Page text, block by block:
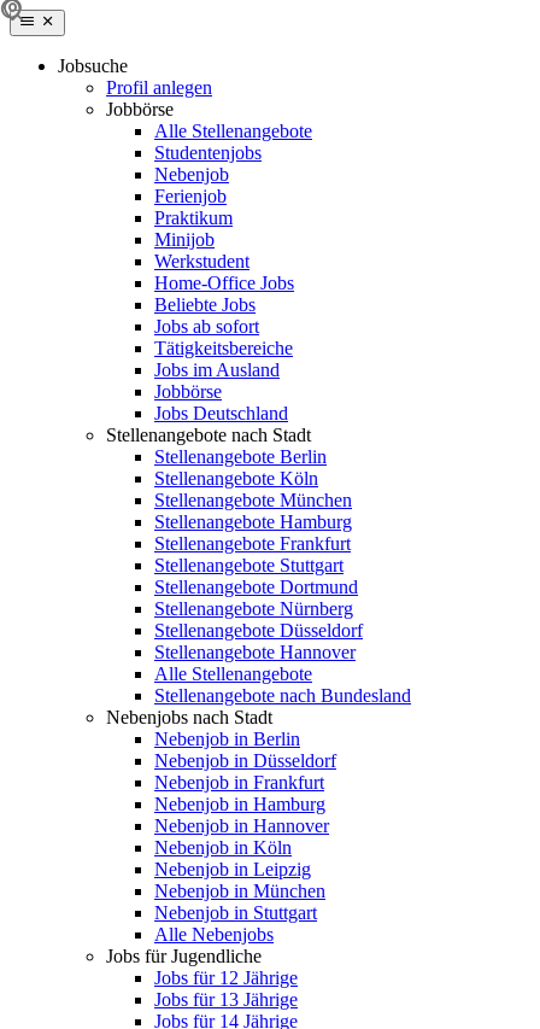
Jobsuche
Profil anlegen
Jobbörse
Alle Stellenangebote
Studentenjobs
Nebenjob
Ferienjob
Praktikum
Minijob
Werkstudent
Home-Office Jobs
Beliebte Jobs
Jobs ab sofort
Tätigkeitsbereiche
Jobs im Ausland
Jobbörse
Jobs Deutschland
Stellenangebote nach Stadt
Stellenangebote Berlin
Stellenangebote Köln
Stellenangebote München
Stellenangebote Hamburg
Stellenangebote Frankfurt
Stellenangebote Stuttgart
Stellenangebote Dortmund
Stellenangebote Nürnberg
Stellenangebote Düsseldorf
Stellenangebote Hannover
Alle Stellenangebote
Stellenangebote nach Bundesland
Nebenjobs nach Stadt
Nebenjob in Berlin
Nebenjob in Düsseldorf
Nebenjob in Frankfurt
Nebenjob in Hamburg
Nebenjob in Hannover
Nebenjob in Köln
Nebenjob in Leipzig
Nebenjob in München
Nebenjob in Stuttgart
Alle Nebenjobs
Jobs für Jugendliche
Jobs für 12 Jährige
Jobs für 13 Jährige
Jobs für 14 Jährige